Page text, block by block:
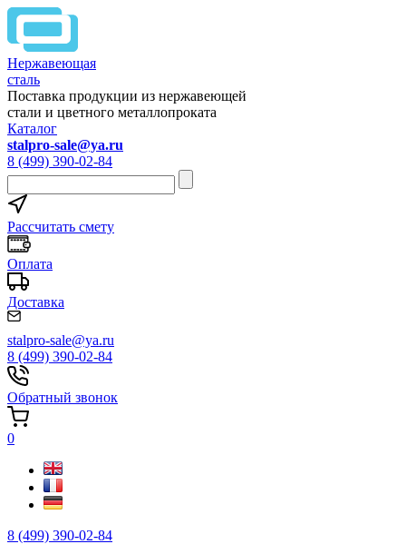
Нержавеющая
сталь
Поставка продукции из нержавеющей
стали и цветного металлопроката
Каталог
stalpro-sale@ya.ru
8 (499) 390-02-84
Рассчитать смету
Оплата
Доставка
stalpro-sale@ya.ru
8 (499) 390-02-84
Обратный звонок
0
8 (499) 390-02-84